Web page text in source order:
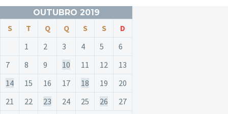
OUTUBRO 2019
S T Q Q S S
D
1
2 3 4 5
6
7
8 9 10 11 12
13
14
15 16 17 18 19
20
21
22 23 24 25 26
27